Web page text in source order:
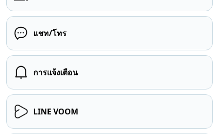
แชท/โทร
การแจ้งเตือน
LINE VOOM